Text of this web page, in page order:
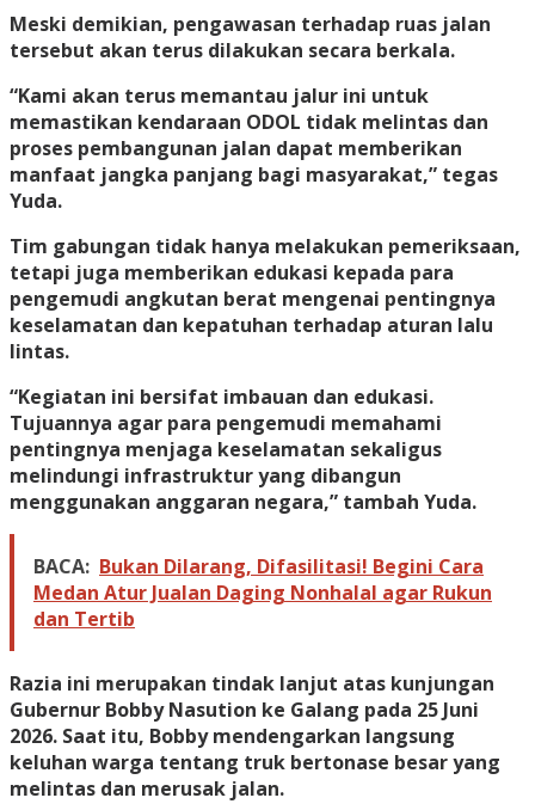
Meski demikian, pengawasan terhadap ruas jalan
tersebut akan terus dilakukan secara berkala.
“Kami akan terus memantau jalur ini untuk
memastikan kendaraan ODOL tidak melintas dan
proses pembangunan jalan dapat memberikan
manfaat jangka panjang bagi masyarakat,” tegas
Yuda.
Tim gabungan tidak hanya melakukan pemeriksaan,
tetapi juga memberikan edukasi kepada para
pengemudi angkutan berat mengenai pentingnya
keselamatan dan kepatuhan terhadap aturan lalu
lintas.
“Kegiatan ini bersifat imbauan dan edukasi.
Tujuannya agar para pengemudi memahami
pentingnya menjaga keselamatan sekaligus
melindungi infrastruktur yang dibangun
menggunakan anggaran negara,” tambah Yuda.
BACA: Bukan Dilarang, Difasilitasi! Begini Cara
Medan Atur Jualan Daging Nonhalal agar Rukun
dan Tertib
Razia ini merupakan tindak lanjut atas kunjungan
Gubernur Bobby Nasution ke Galang pada 25 Juni
2026. Saat itu, Bobby mendengarkan langsung
keluhan warga tentang truk bertonase besar yang
melintas dan merusak jalan.